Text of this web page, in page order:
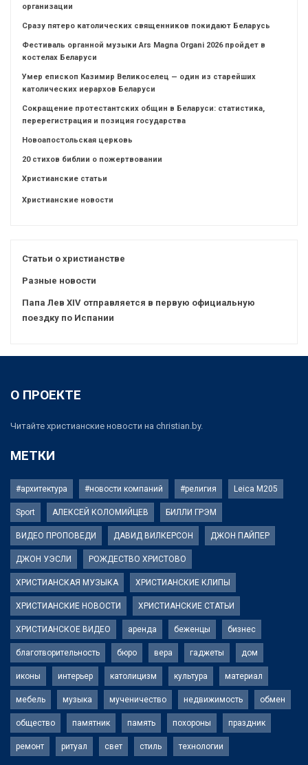
организации
Сразу пятеро католических священников покидают Беларусь
Фестиваль органной музыки Ars Magna Organi 2026 пройдет в
костелах Беларуси
Умер епископ Казимир Великоселец — один из старейших
католических иерархов Беларуси
Сокращение протестантских общин в Беларуси: статистика,
перерегистрация и позиция государства
Новоапостольская церковь
20 стихов библии о пожертвовании
Христианские статьи
Христианские новости
Статьи о христианстве
Разные новости
Папа Лев XIV отправляется в первую официальную
поездку по Испании
О ПРОЕКТЕ
Читайте христианские новости на christian.by.
МЕТКИ
#архитектура #новости компаний #религия Leica M205
Sport АЛЕКСЕЙ КОЛОМИЙЦЕВ БИЛЛИ ГРЭМ
ВИДЕО ПРОПОВЕДИ ДАВИД ВИЛКЕРСОН ДЖОН ПАЙПЕР
ДЖОН УЭСЛИ РОЖДЕСТВО ХРИСТОВО
ХРИСТИАНСКАЯ МУЗЫКА ХРИСТИАНСКИЕ КЛИПЫ
ХРИСТИАНСКИЕ НОВОСТИ ХРИСТИАНСКИЕ СТАТЬИ
ХРИСТИАНСКОЕ ВИДЕО аренда беженцы бизнес
благотворительность бюро вера гаджеты дом
иконы интерьер католицизм культура материал
мебель музыка мученичество недвижимость обмен
общество памятник память похороны праздник
ремонт ритуал свет стиль технологии